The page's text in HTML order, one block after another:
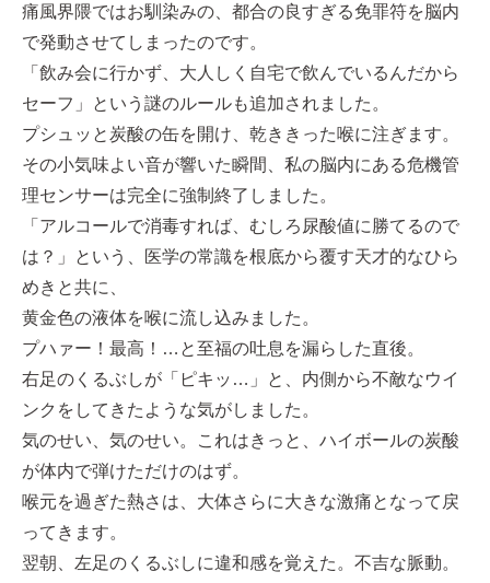
痛風界隈ではお馴染みの、都合の良すぎる免罪符を脳内
で発動させてしまったのです。
「飲み会に行かず、大人しく自宅で飲んでいるんだから
セーフ」という謎のルールも追加されました。
プシュッと炭酸の缶を開け、乾ききった喉に注ぎます。
その小気味よい音が響いた瞬間、私の脳内にある危機管
理センサーは完全に強制終了しました。
「アルコールで消毒すれば、むしろ尿酸値に勝てるので
は？」という、医学の常識を根底から覆す天才的なひら
めきと共に、
黄金色の液体を喉に流し込みました。
プハァー！最高！…と至福の吐息を漏らした直後。
右足のくるぶしが「ピキッ…」と、内側から不敵なウイ
ンクをしてきたような気がしました。
気のせい、気のせい。これはきっと、ハイボールの炭酸
が体内で弾けただけのはず。
喉元を過ぎた熱さは、大体さらに大きな激痛となって戻
ってきます。
翌朝、左足のくるぶしに違和感を覚えた。不吉な脈動。